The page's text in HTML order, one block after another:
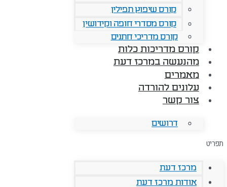
קורס שיפוץ תפילין
קורס מסדרי חופה וקידושין
קורס מדריכי חתנים
קורס מדריכות כלות
מהנעשה במרכז דעת
מאמרים
עלונים להורדה
צור קשר
דרושים
תפריט
מרכז דעת
אודות מרכז דעת